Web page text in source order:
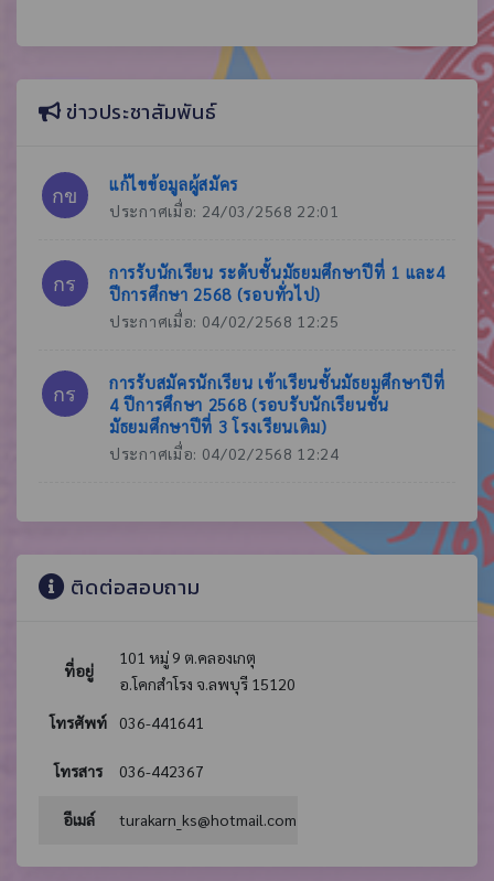
ข่าวประชาสัมพันธ์
กข แก้ไขข้อมูลผู้สมัคร
ประกาศเมื่อ: 24/03/2568 22:01
กร
การรับนักเรียน ระดับชั้นมัธยมศึกษาปีที่ 1 และ4
ปีการศึกษา 2568 (รอบทั่วไป)
ประกาศเมื่อ: 04/02/2568 12:25
กร
การรับสมัครนักเรียน เข้าเรียนชั้นมัธยมศึกษาปีที่
4 ปีการศึกษา 2568 (รอบรับนักเรียนชั้น
มัธยมศึกษาปีที่ 3 โรงเรียนเดิม)
ประกาศเมื่อ: 04/02/2568 12:24
ติดต่อสอบถาม
ที่อยู่
101 หมู่ 9 ต.คลองเกตุ
อ.โคกสำโรง จ.ลพบุรี 15120
โทรศัพท์
036-441641
โทรสาร 036-442367
อีเมล์ turakarn_ks@hotmail.com